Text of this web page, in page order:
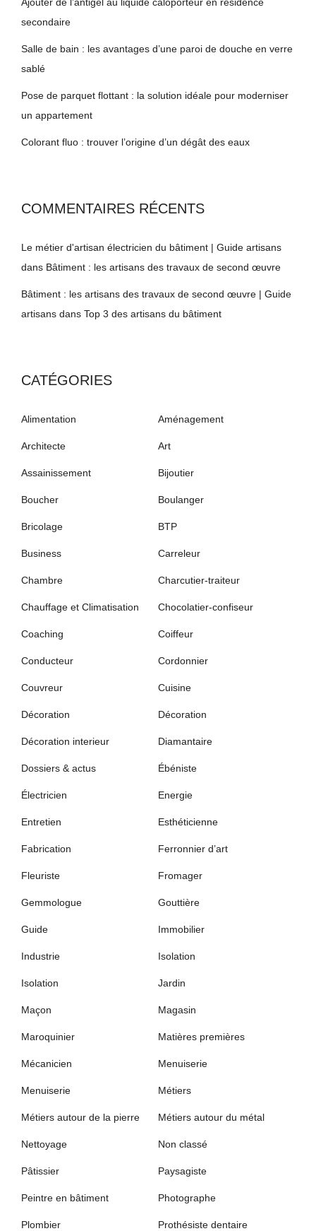
secondaire
Salle de bain : les avantages d’une paroi de douche en verre
sablé
Pose de parquet flottant : la solution idéale pour moderniser
un appartement
Colorant fluo : trouver l’origine d’un dégât des eaux
COMMENTAIRES RÉCENTS
Le métier d'artisan électricien du bâtiment | Guide artisans
dans Bâtiment : les artisans des travaux de second œuvre
Bâtiment : les artisans des travaux de second œuvre | Guide
artisans dans Top 3 des artisans du bâtiment
CATÉGORIES
Alimentation Aménagement
Architecte Art
Assainissement Bijoutier
Boucher Boulanger
Bricolage BTP
Business Carreleur
Chambre Charcutier-traiteur
Chauffage et Climatisation Chocolatier-confiseur
Coaching Coiffeur
Conducteur Cordonnier
Couvreur Cuisine
Décoration Décoration
Décoration interieur Diamantaire
Dossiers & actus Ébéniste
Électricien Energie
Entretien Esthéticienne
Fabrication Ferronnier d’art
Fleuriste Fromager
Gemmologue Gouttière
Guide Immobilier
Industrie Isolation
Isolation Jardin
Maçon Magasin
Maroquinier Matières premières
Mécanicien Menuiserie
Menuiserie Métiers
Métiers autour de la pierre Métiers autour du métal
Nettoyage Non classé
Pâtissier Paysagiste
Peintre en bâtiment Photographe
Plombier Prothésiste dentaire